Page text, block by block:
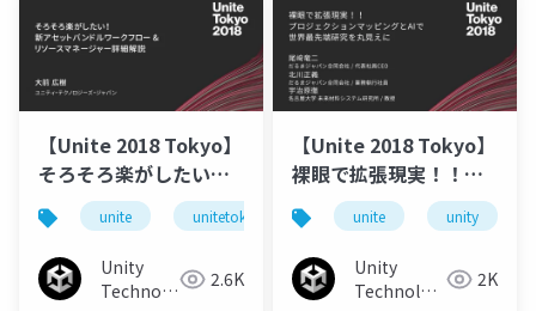
【Unite 2018 Tokyo】
そろそろ楽がしたい！
新アセットバンドルワ
ークフロー&amp;リソ
ースマネージャー詳細
解説
unite unitetokyo unitetokyo2018
Unity
Technologies 2.6K
【Unite 2018 Tokyo】
裸眼で拡張現実！！プ
ロジェクションマッピ
ングとAIで世界最先端
研究を丸見えに
unite unity
Unity
Technologies 2K